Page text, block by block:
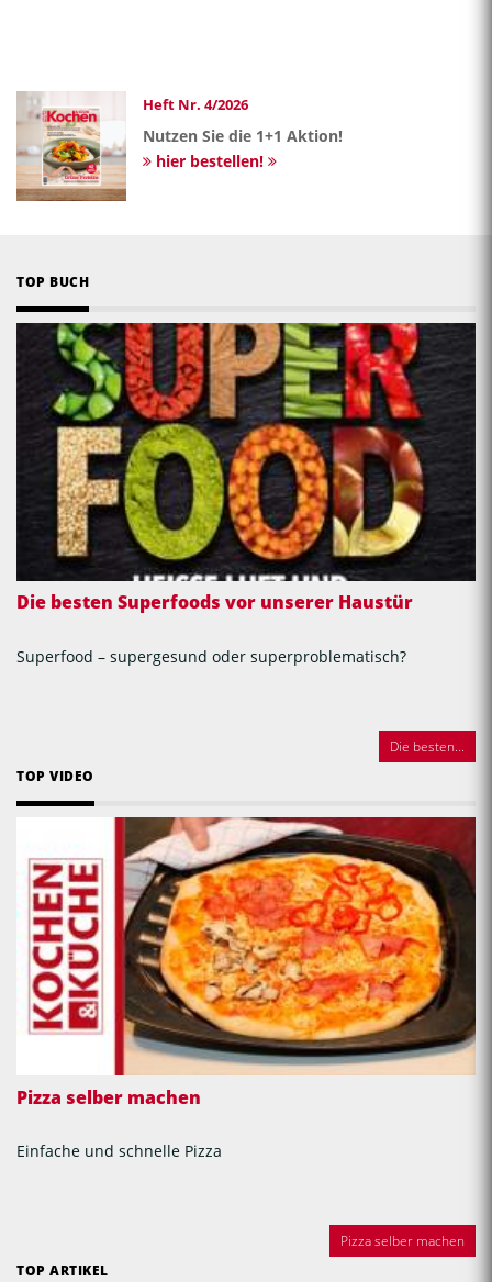
Heft Nr. 4/2026
Nutzen Sie die 1+1 Aktion!
hier bestellen!
TOP BUCH
Die besten Superfoods vor unserer Haustür
Superfood – supergesund oder superproblematisch?
Die besten...
TOP VIDEO
Pizza selber machen
Einfache und schnelle Pizza
Pizza selber machen
TOP ARTIKEL